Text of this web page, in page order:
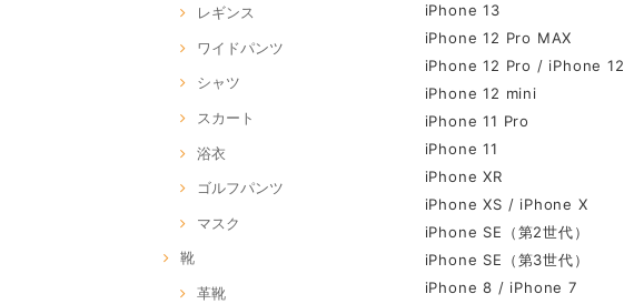
レギンス
ワイドパンツ
シャツ
スカート
浴衣
ゴルフパンツ
マスク
靴
革靴
iPhone 13
iPhone 12 Pro MAX
iPhone 12 Pro / iPhone 12
iPhone 12 mini
iPhone 11 Pro
iPhone 11
iPhone XR
iPhone XS / iPhone X
iPhone SE（第2世代）
iPhone SE（第3世代）
iPhone 8 / iPhone 7